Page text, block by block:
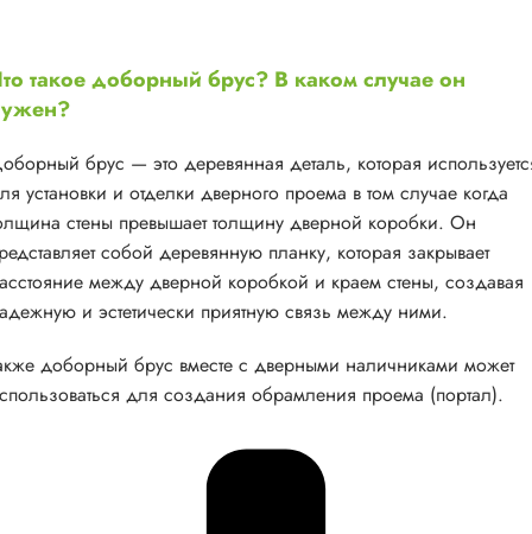
такое доборный брус? В каком случае он
брус — это деревянная деталь, которая
установки и отделки дверного проема в том случае когда
стены превышает толщину дверной коробки. Он
собой деревянную планку, которая закрывает
между дверной коробкой и краем стены, создавая
и эстетически приятную связь между ними.
доборный брус вместе с дверными наличниками может
для создания обрамления проема (портал).